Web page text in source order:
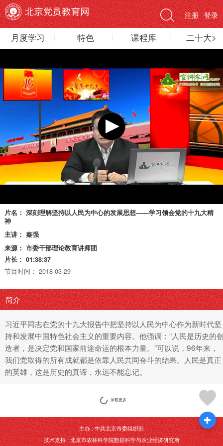
登录
注册
月度学习 特色 课程库 二十大>
片名： 深刻理解坚持以人民为中心的发展思想——学习领会党的十九大精
神
主讲： 秦强
来源： 市委干部理论教育讲师团
片长： 01:38:37
节目时间： 2018-03-29
简介
习近平同志在党的十九大报告中把坚持以人民为中心作为新时代坚
持和发展中国特色社会主义的重要内容。他强调：“人民是历史的
造者，是决定党和国家前途命运的根本力量。”可以说，96年来，
我们党取得的所有成就都是依靠人民共同奋斗的结果。人民是真正
的英雄，这是历史的真谛，永远不能忘记。
加载更多
主办 : 中共北京市委组织部
技术支持 : 北京市农林科学院数据科学与农业经济研究所